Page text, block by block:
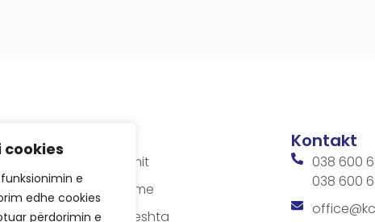
e
edhe cookies
përdorimin e
Menu
Raportet e auditimit
Hapësirat për takime
Pyetjet më të shpeshta
Kontakt
038 600
038 600